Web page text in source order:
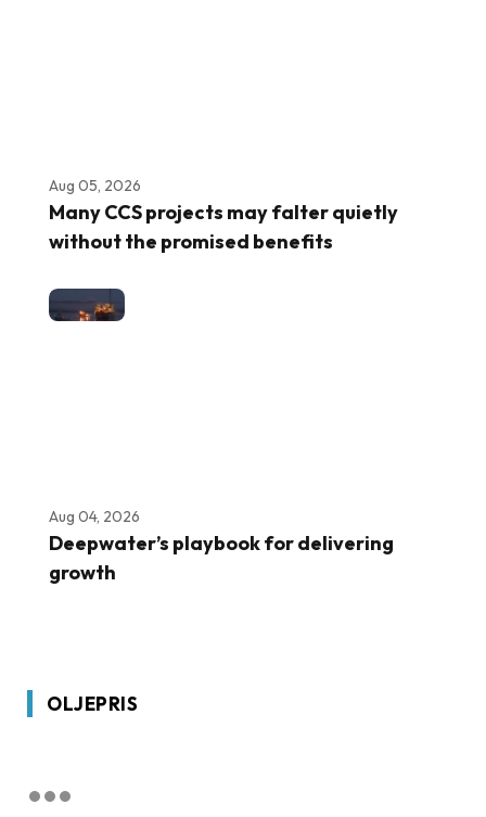
Aug 05, 2026
Many CCS projects may falter quietly
without the promised benefits
Aug 04, 2026
Deepwater’s playbook for delivering
growth
OLJEPRIS